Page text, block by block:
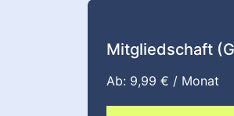
Mitgliedschaft
Ab: 9,99 € / Monat